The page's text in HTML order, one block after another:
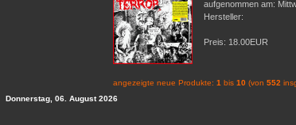
aufgenommen am:
Hersteller:
Preis: 18.00EUR
angezeigte neue Produkte: 1 bis 10 (von 552
Donnerstag, 06. August 2026